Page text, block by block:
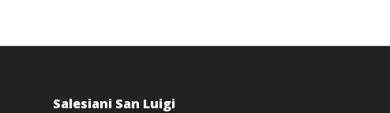
Salesiani San Luigi